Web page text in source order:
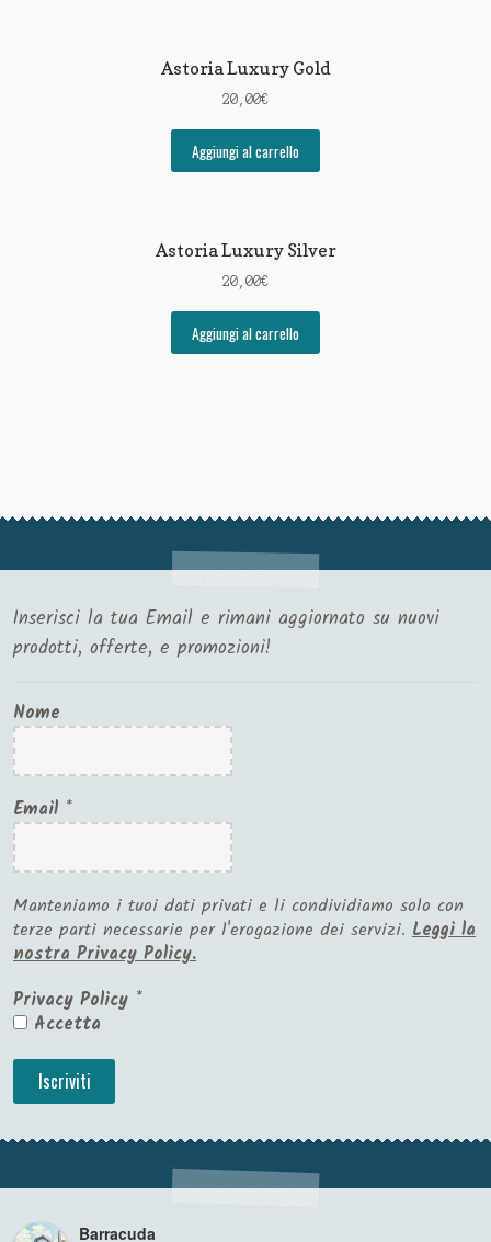
Astoria Luxury Gold
20,00€
Aggiungi al carrello
Astoria Luxury Silver
20,00€
Aggiungi al carrello
Inserisci la tua Email e rimani aggiornato su nuovi
prodotti, offerte, e promozioni!
Nome
Email *
Manteniamo i tuoi dati privati e li condividiamo solo con
terze parti necessarie per l'erogazione dei servizi. Leggi la
nostra Privacy Policy.
Privacy Policy *
Accetta
Barracuda